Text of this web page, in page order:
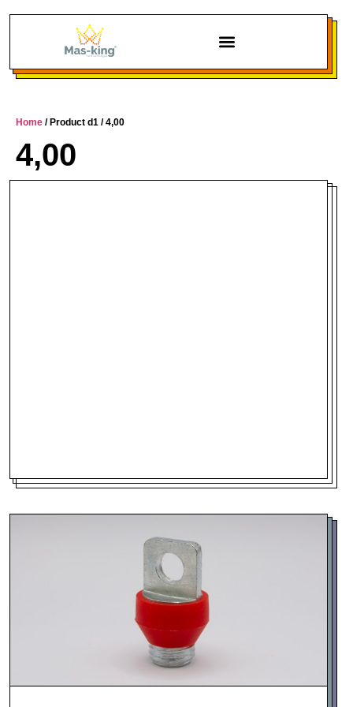
Home / Product d1 / 4,00
4,00